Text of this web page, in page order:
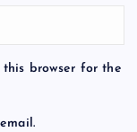
this browser for the